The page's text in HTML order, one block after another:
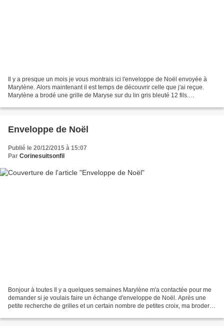
Il y a presque un mois je vous montrais ici l'enveloppe de Noël envoyée à
Marylène. Alors maintenant il est temps de découvrir celle que j'ai reçue.
Marylène a brodé une grille de Maryse sur du lin gris bleuté 12 fils.
Enveloppe de Noël
Publié le 20/12/2015 à 15:07
Par Corinesuitsonfil
Bonjour à toutes Il y a quelques semaines Marylène m'a contactée pour me
demander si je voulais faire un échange d'enveloppe de Noël. Après une
petite recherche de grilles et un certain nombre de petites croix, ma broderie